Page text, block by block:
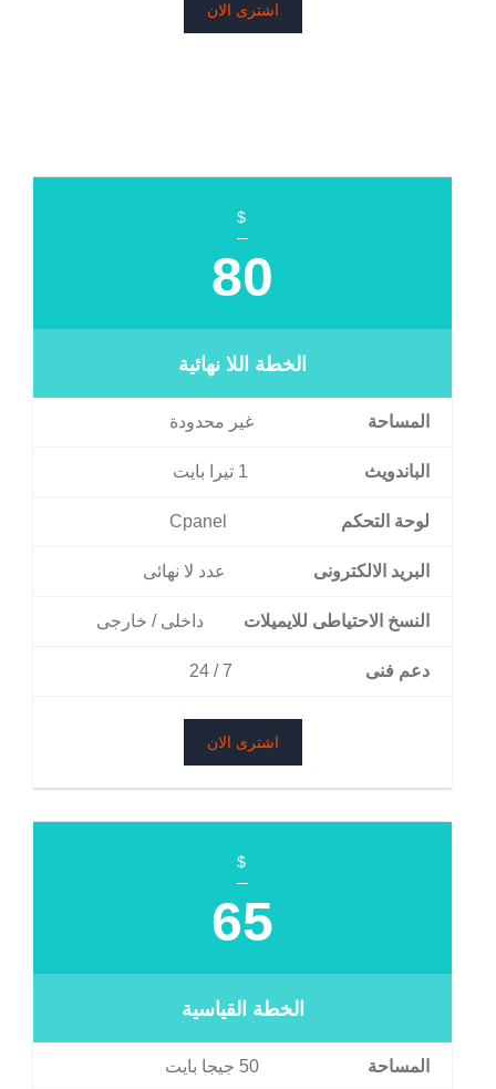
اشترى الان
$
80
الخطة اللا نهائية
المساحة غير محدودة
الباندويث 1 تيرا بايت
لوحة التحكم Cpanel
البريد الالكترونى عدد لا نهائى
النسخ الاحتياطى للايميلات داخلى / خارجى
دعم فنى 7 / 24
اشترى الان
$
65
الخطة القياسية
المساحة 50 جيجا بايت